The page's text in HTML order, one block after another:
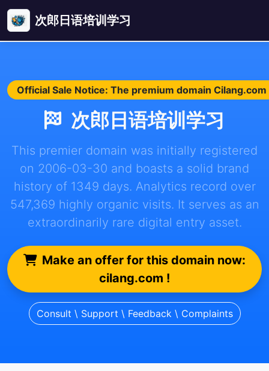
次郎日语培训学习
Official Sale Notice: The premium domain
次郎日语培训学习
This premier domain was initially registered
on 2006-03-30 and boasts a solid brand
history of 1349 days. Analytics record over
547,369 highly organic visits. It serves as an
extraordinarily rare digital entry asset.
Make an offer for this domain now:
cilang.com !
Consult \ Support \ Feedback \ Complaints